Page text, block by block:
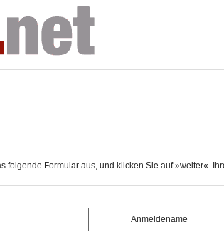
folgende Formular aus, und klicken Sie auf »weiter«.
Anmeldename